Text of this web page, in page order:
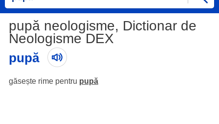
pupă neologisme, Dictionar de
Neologisme DEX
pupă
găsește rime pentru pupă